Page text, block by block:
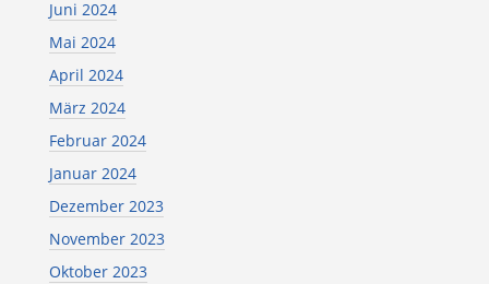
Juni 2024
Mai 2024
April 2024
März 2024
Februar 2024
Januar 2024
Dezember 2023
November 2023
Oktober 2023